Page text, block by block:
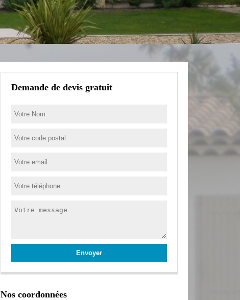
Demande de devis gratuit
Nos coordonnées